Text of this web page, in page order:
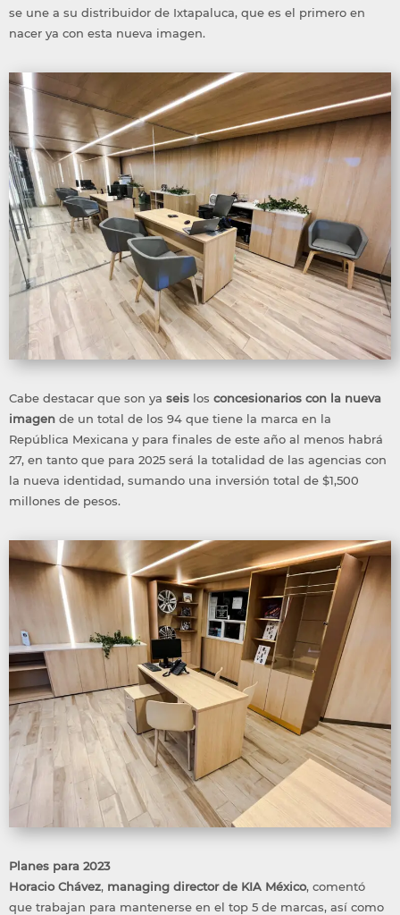
se une a su distribuidor de Ixtapaluca, que es el primero en
nacer ya con esta nueva imagen.
Cabe destacar que son ya seis los concesionarios con la nueva
imagen de un total de los 94 que tiene la marca en la
República Mexicana y para finales de este año al menos habrá
27, en tanto que para 2025 será la totalidad de las agencias con
la nueva identidad, sumando una inversión total de $1,500
millones de pesos.
Planes para 2023
Horacio Chávez, managing director de KIA México, comentó
que trabajan para mantenerse en el top 5 de marcas, así como